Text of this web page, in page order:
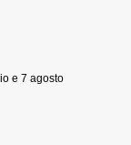
e 7 agosto